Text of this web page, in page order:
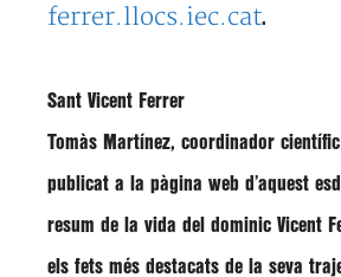
ferrer.llocs.iec.cat.
Sant Vicent Ferrer
Tomàs Martínez, coordinador
publicat a la pàgina web d’aquest
resum de la vida del dominic Vicent
els fets més destacats de la seva